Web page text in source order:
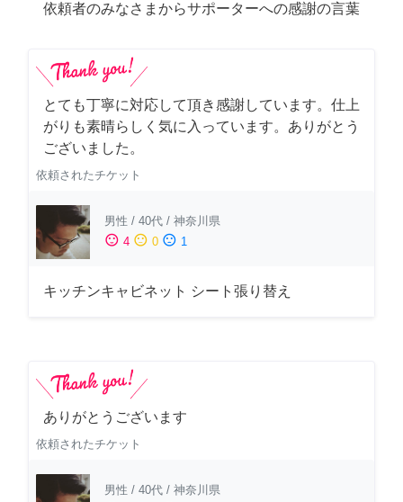
依頼者のみなさまからサポーターへの感謝の言葉
とても丁寧に対応して頂き感謝しています。仕上
がりも素晴らしく気に入っています。ありがとう
ございました。
依頼されたチケット
男性 / 40代 / 神奈川県
sentiment_satisfied 4 sentiment_neutral 0 sentiment_dissatisfied 1
キッチンキャビネット シート張り替え
ありがとうございます
依頼されたチケット
男性 / 40代 / 神奈川県